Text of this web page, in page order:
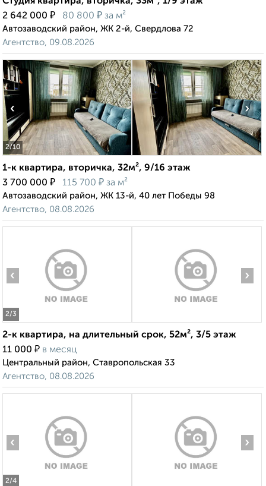
2 642 000 ₽ 80 800 ₽ за м²
Автозаводский район, ЖК 2-й, Свердлова 72
Агентство, 09.08.2026
2/10
‹ ›
1-к квартира, вторичка, 32м², 9/16 этаж
3 700 000 ₽ 115 700 ₽ за м²
Автозаводский район, ЖК 13-й, 40 лет Победы 98
Агентство, 08.08.2026
2/3
‹ ›
2-к квартира, на длительный срок, 52м², 3/5 этаж
11 000 ₽ в месяц
Центральный район, Ставропольская 33
Агентство, 08.08.2026
2/4
‹ ›